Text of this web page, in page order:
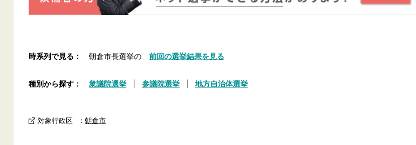
時系列で見る： 朝倉市長選挙の 前回の選挙結果を見る
種別から探す： 衆議院選挙 参議院選挙 地方自治体選挙
対象行政区 ： 朝倉市